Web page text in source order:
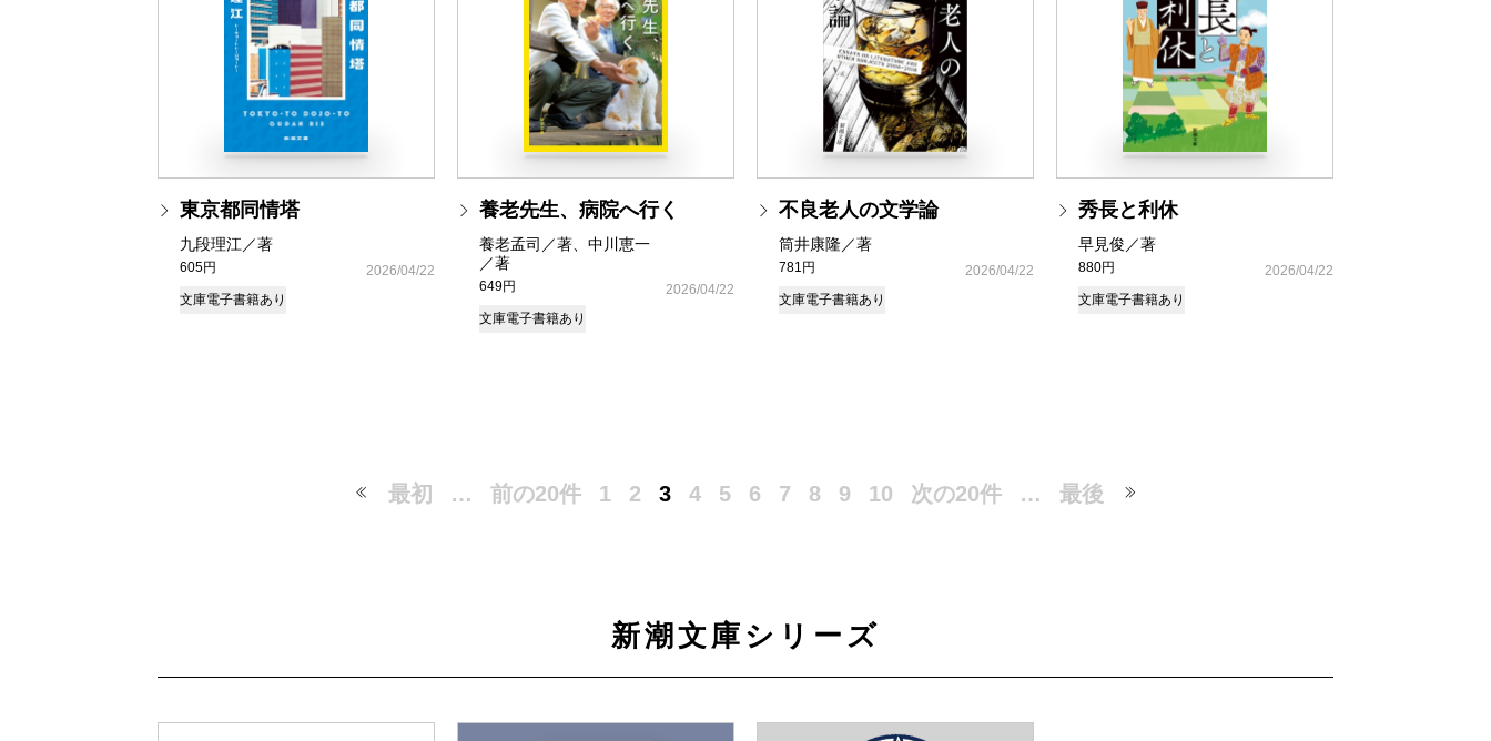
東京都同情塔
九段理江／著
605円
2026/04/22
文庫電子書籍あり
養老先生、病院へ行く
養老孟司／著、中川恵一
／著
649円
2026/04/22
文庫電子書籍あり
不良老人の文学論
筒井康隆／著
781円
2026/04/22
文庫電子書籍あり
秀長と利休
早見俊／著
880円
2026/04/22
文庫電子書籍あり
最初 … 前の20件 1 2 3 4 5 6 7 8 9 10 次の20件 … 最後
新潮文庫シリーズ